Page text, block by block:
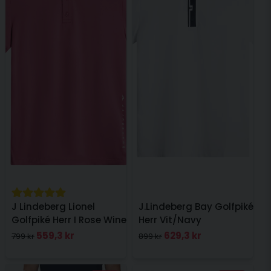
J Lindeberg Lionel
Golfpiké Herr I Rose Wine
799 kr 559,3 kr
J.Lindeberg Bay Golfpiké
Herr Vit/Navy
899 kr 629,3 kr